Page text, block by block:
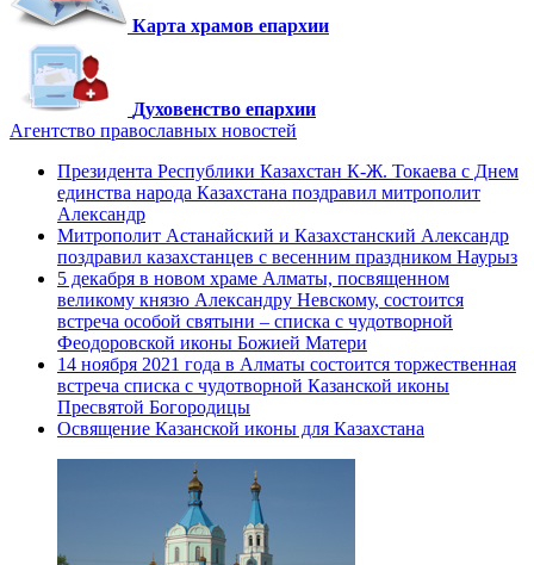
Карта храмов епархии
Духовенство епархии
Агентство православных новостей
Президента Республики Казахстан К-Ж. Токаева с Днем
единства народа Казахстана поздравил митрополит
Александр
Митрополит Астанайский и Казахстанский Александр
поздравил казахстанцев с весенним праздником Наурыз
5 декабря в новом храме Алматы, посвященном
великому князю Александру Невскому, состоится
встреча особой святыни – списка с чудотворной
Феодоровской иконы Божией Матери
14 ноября 2021 года в Алматы состоится торжественная
встреча списка с чудотворной Казанской иконы
Пресвятой Богородицы
Освящение Казанской иконы для Казахстана